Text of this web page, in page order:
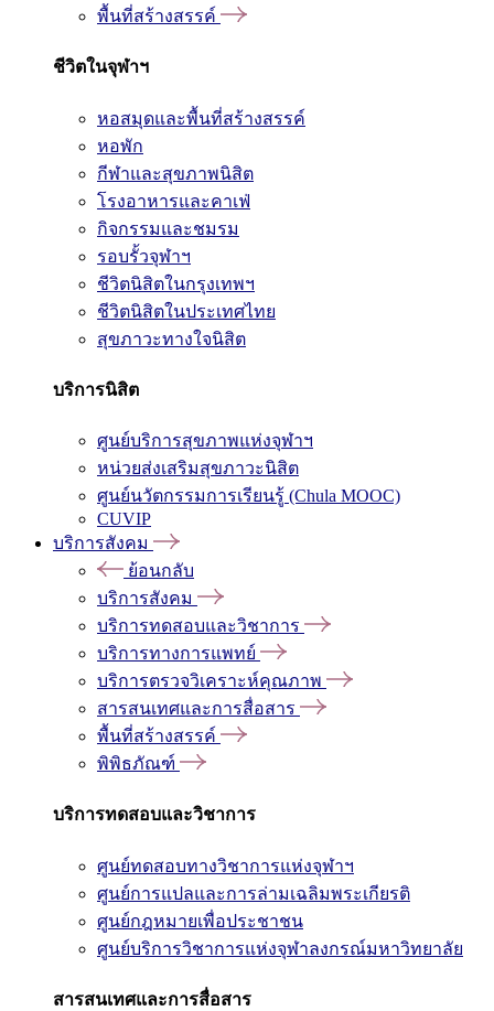
พื้นที่สร้างสรรค์
ชีวิตในจุฬาฯ
หอสมุดและพื้นที่สร้างสรรค์
หอพัก
กีฬาและสุขภาพนิสิต
โรงอาหารและคาเฟ่
กิจกรรมและชมรม
รอบรั้วจุฬาฯ
ชีวิตนิสิตในกรุงเทพฯ
ชีวิตนิสิตในประเทศไทย
สุขภาวะทางใจนิสิต
บริการนิสิต
ศูนย์บริการสุขภาพแห่งจุฬาฯ
หน่วยส่งเสริมสุขภาวะนิสิต
ศูนย์นวัตกรรมการเรียนรู้ (Chula MOOC)
CUVIP
บริการสังคม
ย้อนกลับ
บริการสังคม
บริการทดสอบและวิชาการ
บริการทางการแพทย์
บริการตรวจวิเคราะห์คุณภาพ
สารสนเทศและการสื่อสาร
พื้นที่สร้างสรรค์
พิพิธภัณฑ์
บริการทดสอบและวิชาการ
ศูนย์ทดสอบทางวิชาการแห่งจุฬาฯ
ศูนย์การแปลและการล่ามเฉลิมพระเกียรติ
ศูนย์กฎหมายเพื่อประชาชน
ศูนย์บริการวิชาการแห่งจุฬาลงกรณ์มหาวิทยาลัย
สารสนเทศและการสื่อสาร